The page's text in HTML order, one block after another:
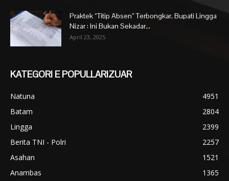
Praktek “Titip Absen” Terbongkar, Bupati Lingga
Nizar : Ini Bukan Sekadar...
April 23, 2025
KATEGORI E POPULLARIZUAR
Natuna
4951
Batam
2804
Lingga
2399
Berita TNI - Polri
2257
Asahan
1521
Anambas
1365